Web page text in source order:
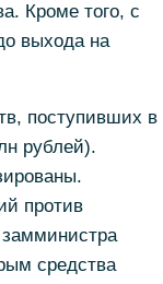
Кроме того, с
выхода на
поступивших в
рублей).
против
средства